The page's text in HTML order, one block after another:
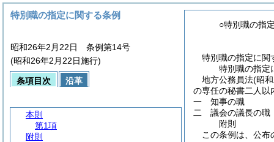
○特別職の指
特別職の指定に関
特別職の指定
地方公務員法(昭
の専任の秘書二人以
一 知事の職
二 議会の議長の職
附則
この条例は、公
特別職の指定に関する条例
昭和26年2月22日 条例第14号
(昭和26年2月22日施行)
条項目次 沿革
本則
第1項
附則